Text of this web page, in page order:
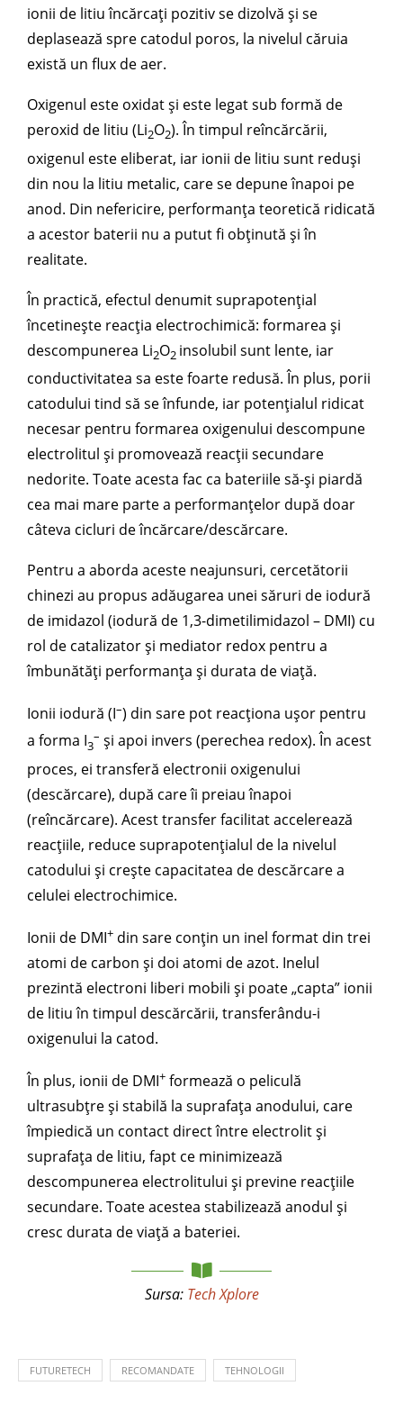
ionii de litiu încărcați pozitiv se dizolvă și se
deplasează spre catodul poros, la nivelul căruia
există un flux de aer.
Oxigenul este oxidat și este legat sub formă de
peroxid de litiu (Li2O2). În timpul reîncărcării,
oxigenul este eliberat, iar ionii de litiu sunt reduși
din nou la litiu metalic, care se depune înapoi pe
anod. Din nefericire, performanța teoretică ridicată
a acestor baterii nu a putut fi obținută și în
realitate.
În practică, efectul denumit suprapotențial
încetinește reacția electrochimică: formarea și
descompunerea Li2O2 insolubil sunt lente, iar
conductivitatea sa este foarte redusă. În plus, porii
catodului tind să se înfunde, iar potențialul ridicat
necesar pentru formarea oxigenului descompune
electrolitul și promovează reacții secundare
nedorite. Toate acesta fac ca bateriile să-și piardă
cea mai mare parte a performanțelor după doar
câteva cicluri de încărcare/descărcare.
Pentru a aborda aceste neajunsuri, cercetătorii
chinezi au propus adăugarea unei săruri de iodură
de imidazol (iodură de 1,3-dimetilimidazol – DMI) cu
rol de catalizator și mediator redox pentru a
îmbunătăți performanța și durata de viață.
Ionii iodură (I–) din sare pot reacționa ușor pentru
a forma I3
– și apoi invers (perechea redox). În acest
proces, ei transferă electronii oxigenului
(descărcare), după care îi preiau înapoi
(reîncărcare). Acest transfer facilitat accelerează
reacțiile, reduce suprapotențialul de la nivelul
catodului și crește capacitatea de descărcare a
celulei electrochimice.
Ionii de DMI+ din sare conțin un inel format din trei
atomi de carbon și doi atomi de azot. Inelul
prezintă electroni liberi mobili și poate „capta” ionii
de litiu în timpul descărcării, transferându-i
oxigenului la catod.
În plus, ionii de DMI+ formează o peliculă
ultrasubțre și stabilă la suprafața anodului, care
împiedică un contact direct între electrolit și
suprafața de litiu, fapt ce minimizează
descompunerea electrolitului și previne reacțiile
secundare. Toate acestea stabilizează anodul și
cresc durata de viață a bateriei.
Sursa: Tech Xplore
FUTURETECH RECOMANDATE TEHNOLOGII